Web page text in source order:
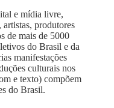
e mídia livre,
produtores
de mais de 5000
do Brasil e da
manifestações
culturais nos
e texto) compõem
do Brasil.